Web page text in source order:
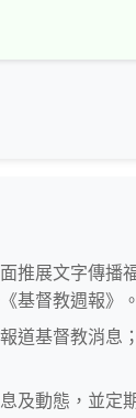
推展文字傳播
基督教週報》。
道基督教消息
及動態，並定